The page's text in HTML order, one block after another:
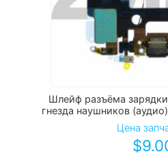
Шлейф разъёма
гнезда наушников
Цена
$